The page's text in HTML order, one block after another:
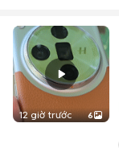
12 giờ trước 6